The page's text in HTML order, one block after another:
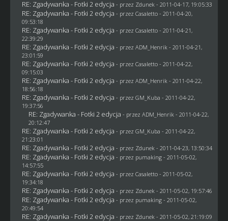
RE: Zgadywanka - Fotki 2 edycja - przez Zdunek - 2011-04-17, 19:05:33
RE: Zgadywanka - Fotki 2 edycja - przez Casaletto- 2011-04-20,
09:53:18
RE: Zgadywanka - Fotki 2 edycja - przez Casaletto- 2011-04-21,
22:39:29
RE: Zgadywanka - Fotki 2 edycja - przez ADM_Henrik - 2011-04-21,
23:01:59
RE: Zgadywanka - Fotki 2 edycja - przez Casaletto- 2011-04-22,
09:15:03
RE: Zgadywanka - Fotki 2 edycja - przez ADM_Henrik - 2011-04-22,
18:56:18
RE: Zgadywanka - Fotki 2 edycja - przez GM_Kuba - 2011-04-22,
19:37:56
RE: Zgadywanka - Fotki 2 edycja - przez ADM_Henrik - 2011-04-22,
20:12:47
RE: Zgadywanka - Fotki 2 edycja - przez GM_Kuba - 2011-04-22,
21:23:01
RE: Zgadywanka - Fotki 2 edycja - przez Zdunek - 2011-04-23, 13:50:34
RE: Zgadywanka - Fotki 2 edycja - przez pumaking- 2011-05-02,
14:57:55
RE: Zgadywanka - Fotki 2 edycja - przez Casaletto- 2011-05-02,
19:34:18
RE: Zgadywanka - Fotki 2 edycja - przez Zdunek - 2011-05-02, 19:57:46
RE: Zgadywanka - Fotki 2 edycja - przez pumaking- 2011-05-02,
20:49:54
RE: Zgadywanka - Fotki 2 edycja - przez Zdunek - 2011-05-02, 21:19:09